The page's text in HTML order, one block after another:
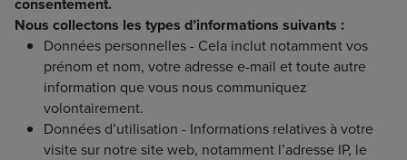
Nous collectons les types d’informations suivants :
Données personnelles - Cela inclut notamment vos
prénom et nom, votre adresse e-mail et toute autre
information que vous nous communiquez
volontairement.
Données d’utilisation - Informations relatives à votre
visite sur notre site web, notamment l’adresse IP, le